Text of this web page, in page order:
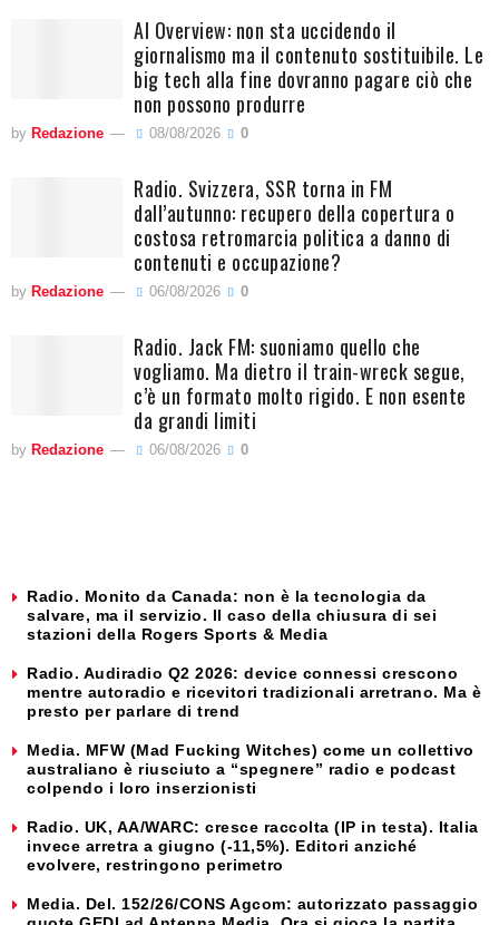
AI Overview: non sta uccidendo il
giornalismo ma il contenuto sostituibile. Le
big tech alla fine dovranno pagare ciò che
non possono produrre
by Redazione 08/08/2026 0
Radio. Svizzera, SSR torna in FM
dall’autunno: recupero della copertura o
costosa retromarcia politica a danno di
contenuti e occupazione?
by Redazione 06/08/2026 0
Radio. Jack FM: suoniamo quello che
vogliamo. Ma dietro il train-wreck segue,
c’è un formato molto rigido. E non esente
da grandi limiti
by Redazione 06/08/2026 0
Radio. Monito da Canada: non è la tecnologia da
salvare, ma il servizio. Il caso della chiusura di sei
stazioni della Rogers Sports & Media
Radio. Audiradio Q2 2026: device connessi crescono
mentre autoradio e ricevitori tradizionali arretrano. Ma è
presto per parlare di trend
Media. MFW (Mad Fucking Witches) come un collettivo
australiano è riusciuto a “spegnere” radio e podcast
colpendo i loro inserzionisti
Radio. UK, AA/WARC: cresce raccolta (IP in testa). Italia
invece arretra a giugno (-11,5%). Editori anziché
evolvere, restringono perimetro
Media. Del. 152/26/CONS Agcom: autorizzato passaggio